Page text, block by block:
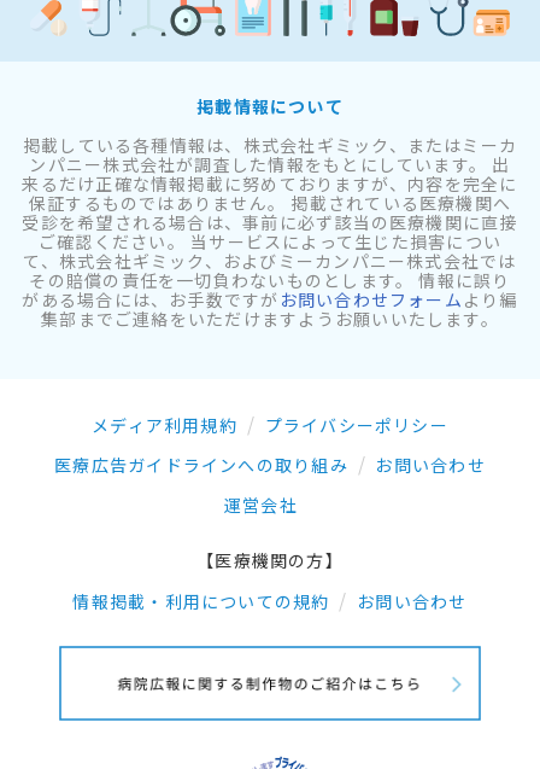
掲載情報について
掲載している各種情報は、株式会社ギミック、またはミーカ
ンパニー株式会社が調査した情報をもとにしています。 出
来るだけ正確な情報掲載に努めておりますが、内容を完全に
保証するものではありません。 掲載されている医療機関へ
受診を希望される場合は、事前に必ず該当の医療機関に直接
ご確認ください。 当サービスによって生じた損害につい
て、株式会社ギミック、およびミーカンパニー株式会社では
その賠償の責任を一切負わないものとします。 情報に誤り
がある場合には、お手数ですが お問い合わせフォーム より編
集部までご連絡をいただけますようお願いいたします。
メディア利用規約
プライバシーポリシー
医療広告ガイドラインへの取り組み
お問い合わせ
運営会社
【医療機関の方】
情報掲載・利用についての規約
お問い合わせ